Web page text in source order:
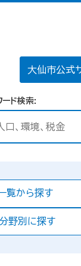
大仙市公式
ード検索
覧から探す
野別に探す
つか